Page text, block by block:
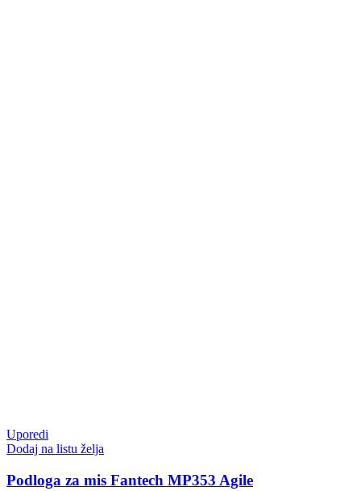
Uporedi
Dodaj na listu želja
Podloga za mis Fantech MP353 Agile